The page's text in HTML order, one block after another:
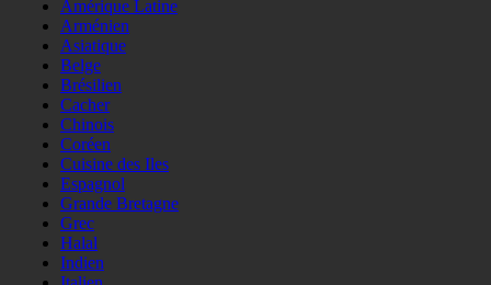
Amérique Latine
Arménien
Asiatique
Belge
Brésilien
Cacher
Chinois
Coréen
Cuisine des Iles
Espagnol
Grande Bretagne
Grec
Halal
Indien